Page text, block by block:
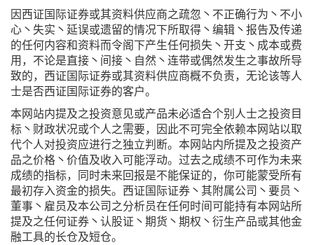
因西证国际证券或其资料供应商之疏忽丶不正确行为丶不小
心丶失实丶延误或遗留的情况下所取得丶编辑丶报告及传递
的任何内容和资料而令阁下产生任何损失丶开支丶成本或费
用，不论是直接丶间接丶自然丶连带或偶然发生之事故所导
致的，西证国际证券或其资料供应商概不负责，无论该等人
士是否西证国际证券的客户。
本网站内提及之投资意见或产品未必适合个别人士之投资目
标丶财政状况或个人之需要，因此不可完全依赖本网站以取
代个人对投资应进行之独立判断。本网站内所提及之投资产
品之价格丶价值及收入可能浮动。过去之成绩不可作为未来
成绩的指标，同时未来回报是不能保证的，你可能蒙受所有
最初存入资金的损失。西证国际证券丶其附属公司丶要员丶
董事丶雇员及本公司之分析员在任何时间可能持有本网站所
提及之任何证券丶认股证丶期货丶期权丶衍生产品或其他金
融工具的长仓及短仓。